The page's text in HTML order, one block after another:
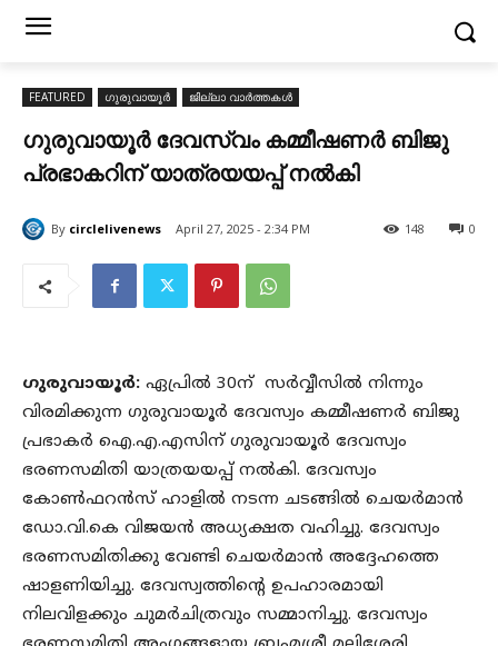
FEATURED ഗുരുവായൂർ ജില്ലാ വാർത്തകൾ
ഗുരുവായൂർ ദേവസ്വം കമ്മീഷണർ ബിജു
പ്രഭാകറിന് യാത്രയയപ്പ് നൽകി
By circlelivenews April 27, 2025 - 2:34 PM 0
148
ഗുരുവായൂർ: ഏപ്രിൽ 30ന് സർവ്വീസിൽ നിന്നും
വിരമിക്കുന്ന ഗുരുവായൂർ ദേവസ്വം കമ്മീഷണർ ബിജു
പ്രഭാകർ ഐ.എ.എസിന് ഗുരുവായൂർ ദേവസ്വം
ഭരണസമിതി യാത്രയയപ്പ് നൽകി. ദേവസ്വം
കോൺഫറൻസ് ഹാളിൽ നടന്ന ചടങ്ങിൽ ചെയർമാൻ
ഡോ.വി.കെ വിജയൻ അധ്യക്ഷത വഹിച്ചു. ദേവസ്വം
ഭരണസമിതിക്കു വേണ്ടി ചെയർമാൻ അദ്ദേഹത്തെ
ഷാളണിയിച്ചു. ദേവസ്വത്തിൻ്റെ ഉപഹാരമായി
നിലവിളക്കും ചുമർചിത്രവും സമ്മാനിച്ചു. ദേവസ്വം